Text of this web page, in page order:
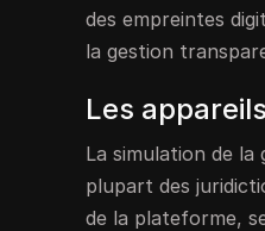
des empreintes
la gestion
Les
La simulation de la
plupart des
de la plateforme,